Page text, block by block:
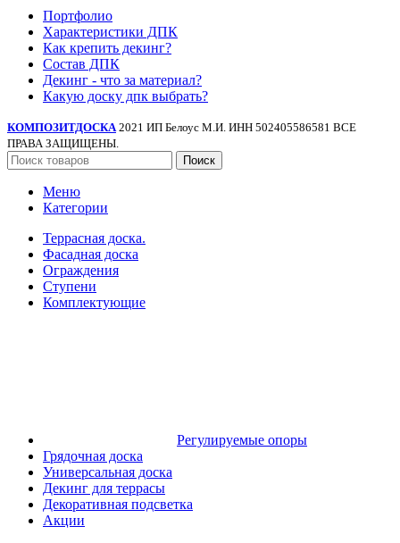
Портфолио
Характеристики ДПК
Как крепить декинг?
Состав ДПК
Декинг - что за материал?
Какую доску дпк выбрать?
КОМПОЗИТДОСКА 2021 ИП Белоус М.И. ИНН 502405586581 ВСЕ
ПРАВА ЗАЩИЩЕНЫ.
Поиск
Меню
Категории
Террасная доска.
Фасадная доска
Ограждения
Ступени
Комплектующие
Регулируемые опоры
Грядочная доска
Универсальная доска
Декинг для террасы
Декоративная подсветка
Акции